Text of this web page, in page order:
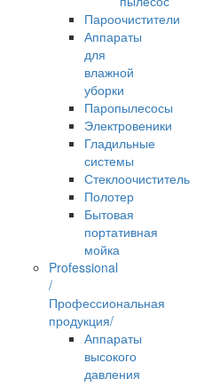
Пароочистители
Аппараты
для
влажной
уборки
Паропылесосы
Электровеники
Гладильные
системы
Стеклоочиститель
Полотер
Бытовая
портативная
мойка
Professional
/
Профессиональная
продукция/
Аппараты
высокого
давления